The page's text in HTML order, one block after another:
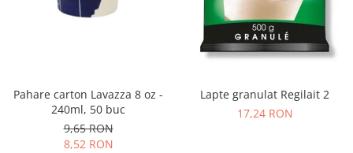
Pahare carton Lavazza 8 oz -
240ml, 50 buc
9,65 RON
8,52 RON
Lapte granulat Regilait 2
17,24 RON